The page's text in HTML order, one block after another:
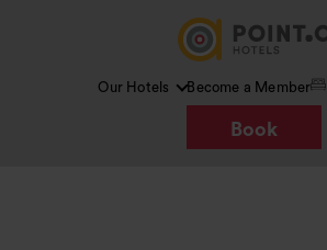
Our Hotels Become a Member
Book